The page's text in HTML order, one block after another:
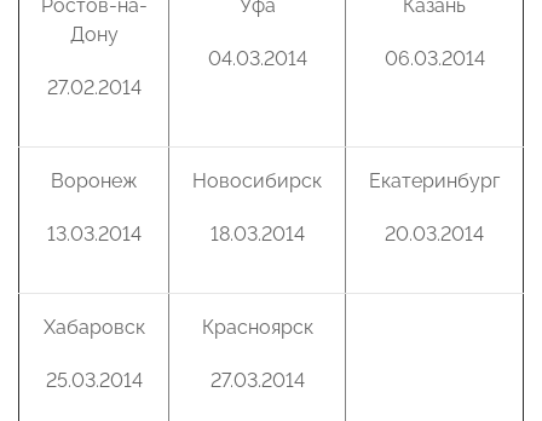
Ростов-на-
Дону
27.02.2014
Уфа
04.03.2014
Казань
06.03.2014
Воронеж
13.03.2014
Новосибирск
18.03.2014
Екатеринбург
20.03.2014
Хабаровск
25.03.2014
Красноярск
27.03.2014